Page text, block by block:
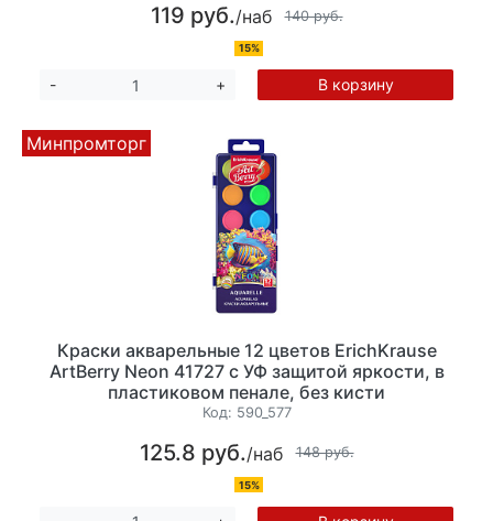
119 руб./наб 140 руб.
15%
- + В корзину
Минпромторг
Краски акварельные 12 цветов ErichKrause
ArtBerry Neon 41727 с УФ защитой яркости, в
пластиковом пенале, без кисти
Код: 590_577
125.8 руб./наб 148 руб.
15%